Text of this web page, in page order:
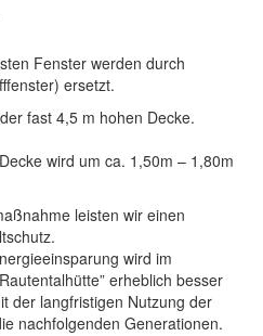
Fenster werden durch
ersetzt.
fast 4,5 m hohen Decke.
wird um ca. 1,50m – 1,80m
leisten wir einen
wird im
erheblich besser
der langfristigen Nutzung der
nachfolgenden Generationen.